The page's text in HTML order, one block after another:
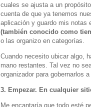
cuales se ajusta a un
cuenta de que ya tenemos
aplicación y guardo mis notas
(también conocido como
o las organizo en categorías.
Cuando necesito ubicar algo,
mano restantes. Tal vez no
organizador para gobernarlos a
3. Empezar. En cualquier
Me encantaría que todo esté